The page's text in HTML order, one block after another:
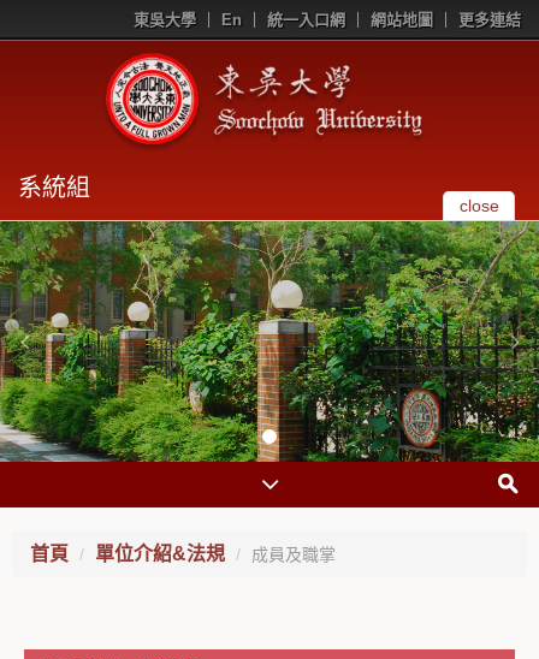
東吳大學 En 統一入口網 網站地圖 更多連結
系統組
close
首頁 單位介紹&法規 成員及職掌